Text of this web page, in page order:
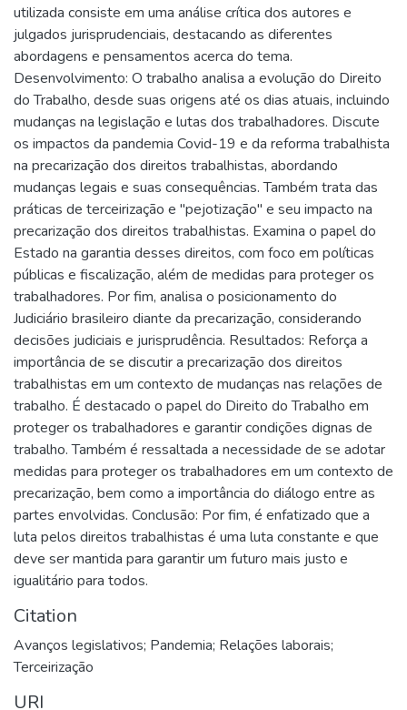
utilizada consiste em uma análise crítica dos autores e
julgados jurisprudenciais, destacando as diferentes
abordagens e pensamentos acerca do tema.
Desenvolvimento: O trabalho analisa a evolução do Direito
do Trabalho, desde suas origens até os dias atuais, incluindo
mudanças na legislação e lutas dos trabalhadores. Discute
os impactos da pandemia Covid-19 e da reforma trabalhista
na precarização dos direitos trabalhistas, abordando
mudanças legais e suas consequências. Também trata das
práticas de terceirização e "pejotização" e seu impacto na
precarização dos direitos trabalhistas. Examina o papel do
Estado na garantia desses direitos, com foco em políticas
públicas e fiscalização, além de medidas para proteger os
trabalhadores. Por fim, analisa o posicionamento do
Judiciário brasileiro diante da precarização, considerando
decisões judiciais e jurisprudência. Resultados: Reforça a
importância de se discutir a precarização dos direitos
trabalhistas em um contexto de mudanças nas relações de
trabalho. É destacado o papel do Direito do Trabalho em
proteger os trabalhadores e garantir condições dignas de
trabalho. Também é ressaltada a necessidade de se adotar
medidas para proteger os trabalhadores em um contexto de
precarização, bem como a importância do diálogo entre as
partes envolvidas. Conclusão: Por fim, é enfatizado que a
luta pelos direitos trabalhistas é uma luta constante e que
deve ser mantida para garantir um futuro mais justo e
igualitário para todos.
Citation
Avanços legislativos; Pandemia; Relações laborais;
Terceirização
URI